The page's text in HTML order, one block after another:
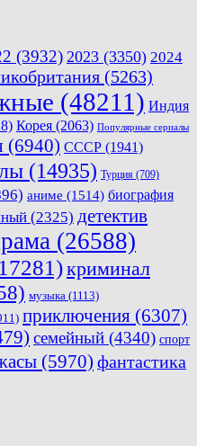
(3932) 2023 (3350) 2024
(5263)
(48211) Индия
Корея (2063) Популярные сериалы
(6940) СССР (1941)
(14935) Турция (709)
аниме (1514) биография
(2325) детектив
(26588)
криминал
музыка (1113)
приключения (6307)
семейный (4340) спорт
(5970) фантастика